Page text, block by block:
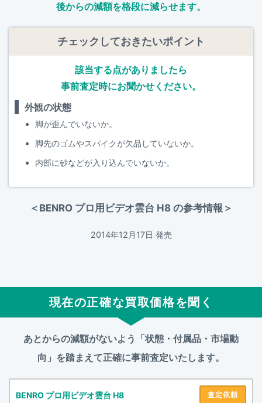
後からの減額を格段に減らせます。
チェックしておきたいポイント
該当する点がありましたら
事前査定時にお聞かせください。
外観の状態
脚が歪んでいないか。
脚先のゴムやスパイクが欠品していないか。
内部に砂などが入り込んでいないか。
＜BENRO プロ用ビデオ雲台 H8 の参考情報＞
2014年12月17日 発売
現在の正確な買取価格を聞く
あとからの減額がないよう「状態・付属品・市場動
向」を踏まえて正確に事前査定いたします。
BENRO プロ用ビデオ雲台 H8 査定依頼